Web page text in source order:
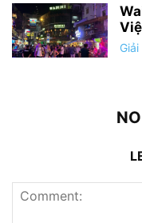
Giải